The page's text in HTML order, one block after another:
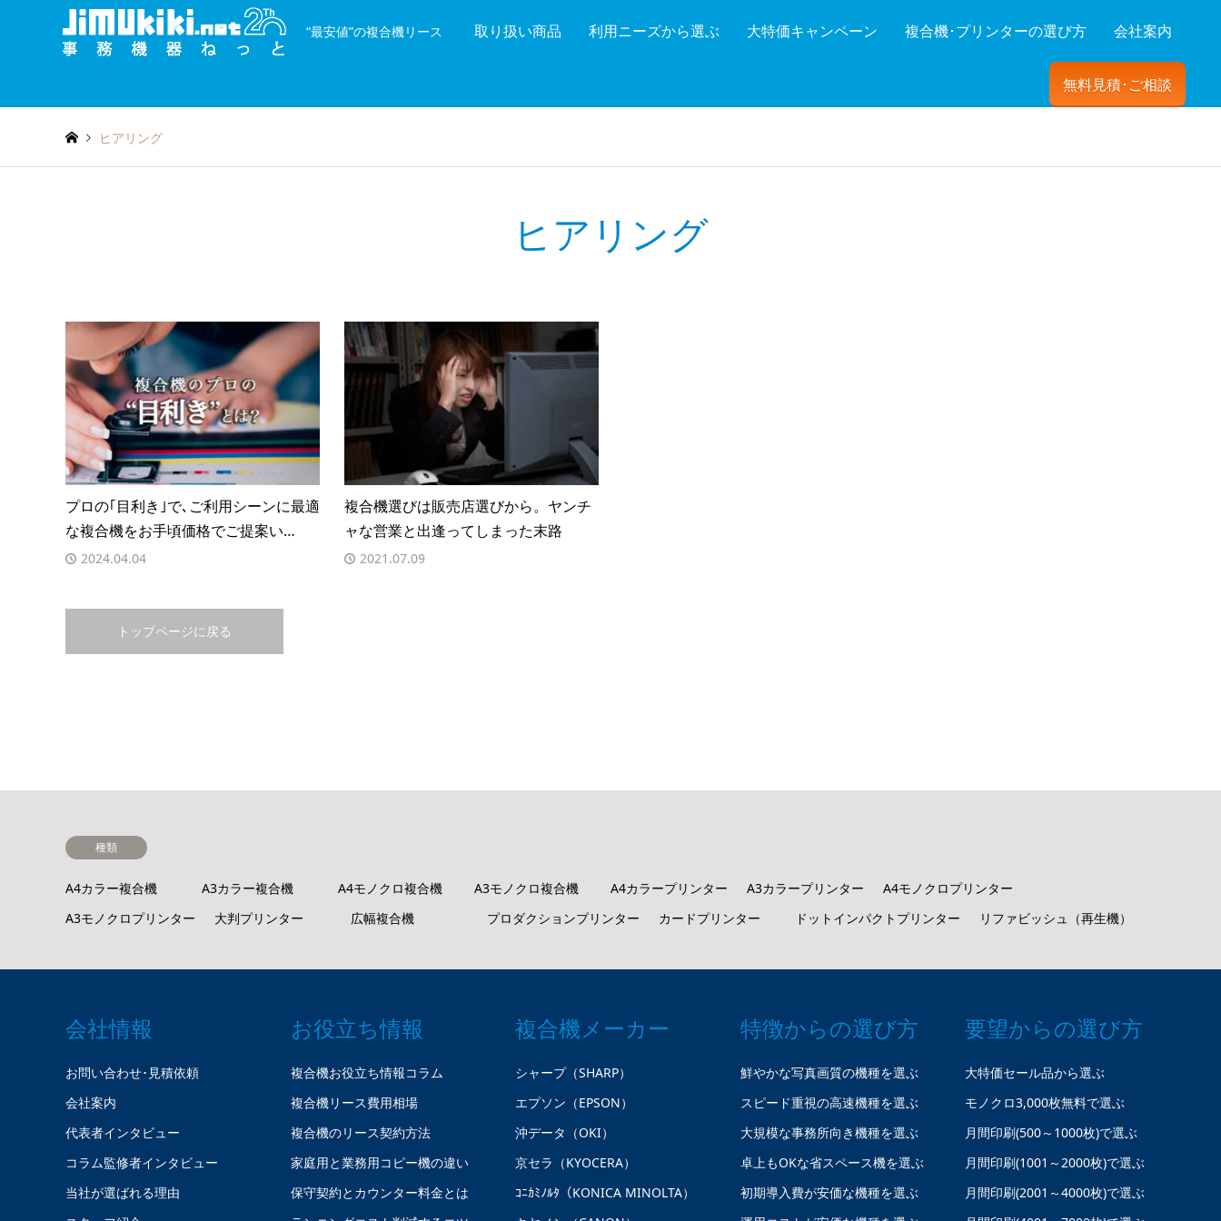
“最安値”の複合機リース 取り扱い商品 利用ニーズから選ぶ 大特価キャンペーン 複合機･プリンターの選び方 会社案内
無料見積･ご相談
ヒアリング
ヒアリング
プロの｢目利き｣で､ご利用シーンに最適
な複合機をお手頃価格でご提案い…
2024.04.04
複合機選びは販売店選びから。ヤンチ
ャな営業と出逢ってしまった末路
2021.07.09
トップページに戻る
種類
A4カラー複合機 A3カラー複合機 A4モノクロ複合機 A3モノクロ複合機 A4カラープリンター A3カラープリンター
A4モノクロプリンター
A3モノクロプリンター
大判プリンター 広幅複合機 プロダクションプリンター カードプリンター ドットインパクトプリンター リファビッシュ（再生機）
会社情報
お問い合わせ･見積依頼
会社案内
代表者インタビュー
コラム監修者インタビュー
当社が選ばれる理由
お役立ち情報
複合機お役立ち情報コラム
複合機リース費用相場
複合機のリース契約方法
家庭用と業務用コピー機の違い
保守契約とカウンター料金とは
複合機メーカー
シャープ（SHARP）
エプソン（EPSON）
沖データ（OKI）
京セラ（KYOCERA）
ｺﾆｶﾐﾉﾙﾀ（KONICA MINOLTA）
特徴からの選び方
鮮やかな写真画質の機種を選ぶ
スピード重視の高速機種を選ぶ
大規模な事務所向き機種を選ぶ
卓上もOKな省スペース機を選ぶ
初期導入費が安価な機種を選ぶ
要望からの選び方
大特価セール品から選ぶ
モノクロ3,000枚無料で選ぶ
月間印刷(500～1000枚)で選ぶ
月間印刷(1001～2000枚)で選ぶ
月間印刷(2001～4000枚)で選ぶ